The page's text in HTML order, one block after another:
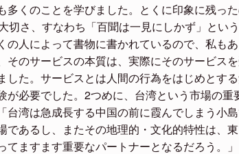
くのことを学びました。とくに印象に残っ
切さ、すなわち「百聞は一見にしかず」とい
人によって書物に書かれているので、私も
のサービスの本質は、実際にそのサービス
た。サービスとは人間の行為をはじめとす
必要でした。2つめに、台湾という市場の重
湾は急成長する中国の前に霞んでしまう小
あるし、またその地理的・文化的特性は、
ますます重要なパートナーとなるだろう。